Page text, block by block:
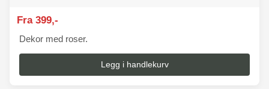
Fra 399,-
Dekor med roser.
Legg i handlekurv